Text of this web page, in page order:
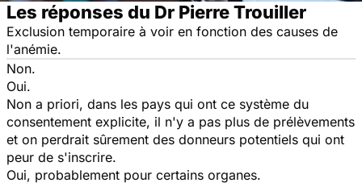
Les réponses du Dr Pierre Trouiller
Exclusion temporaire à voir en fonction des causes de
l'anémie.
Non.
Oui.
Non a priori, dans les pays qui ont ce système du
consentement explicite, il n'y a pas plus de prélèvements
et on perdrait sûrement des donneurs potentiels qui ont
peur de s'inscrire.
Oui, probablement pour certains organes.